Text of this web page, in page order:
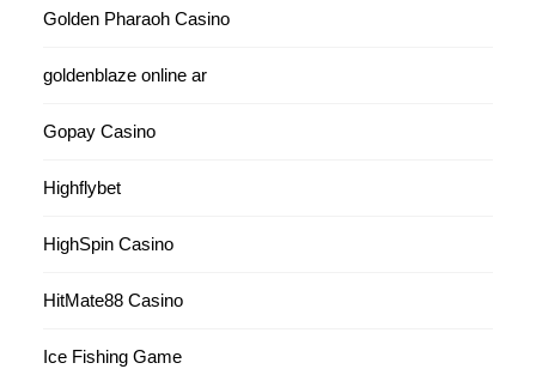
Golden Pharaoh Casino
goldenblaze online ar
Gopay Casino
Highflybet
HighSpin Casino
HitMate88 Casino
Ice Fishing Game